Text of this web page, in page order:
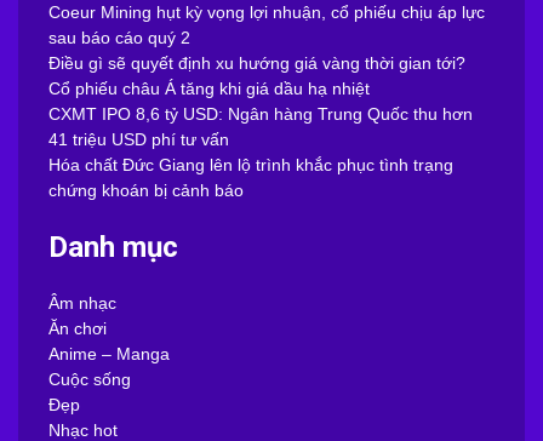
Coeur Mining hụt kỳ vọng lợi nhuận, cổ phiếu chịu áp lực
sau báo cáo quý 2
Điều gì sẽ quyết định xu hướng giá vàng thời gian tới?
Cổ phiếu châu Á tăng khi giá dầu hạ nhiệt
CXMT IPO 8,6 tỷ USD: Ngân hàng Trung Quốc thu hơn
41 triệu USD phí tư vấn
Hóa chất Đức Giang lên lộ trình khắc phục tình trạng
chứng khoán bị cảnh báo
Danh mục
Âm nhạc
Ăn chơi
Anime – Manga
Cuộc sống
Đẹp
Nhạc hot